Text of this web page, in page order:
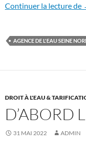
Continuer la lecture de
AGENCE DE L'EAU SEINE
DROIT À L'EAU &
D’ABORD
31 MAI 2022 ADMIN